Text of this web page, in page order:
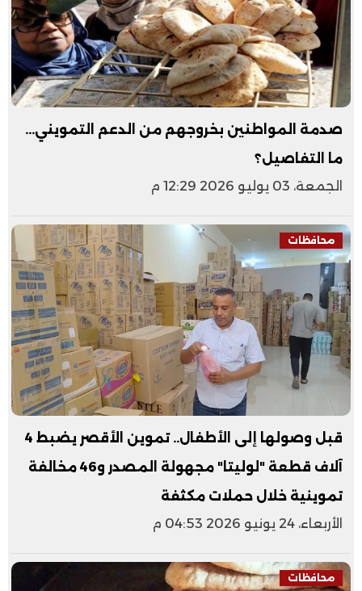
صدمة المواطنين بخروجهم من الدعم التمويني...
ما التفاصيل؟
الجمعة، 03 يوليو 2026 12:29 م
محافظات
قبل وصولها إلى الأطفال.. تموين الأقصر يضبط 4
آلاف قطعة "لوليتا" مجهولة المصدر و46 مخالفة
تموينية خلال حملات مكثفة
الأربعاء، 24 يونيو 2026 04:53 م
محافظات